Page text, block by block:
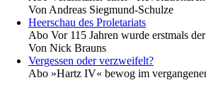
Von Andreas Siegmund-Schulze
Heerschau des Proletariats
Abo Vor 115 Jahren wurde erstmals
Von Nick Brauns
Vergessen oder verzweifelt?
Abo »Hartz IV« bewog im